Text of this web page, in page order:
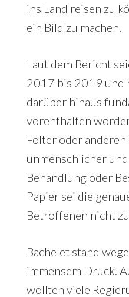
ins Land reisen zu
ein Bild zu machen.
Laut dem Bericht
2017 bis 2019 und
darüber hinaus
vorenthalten
Folter oder anderen
unmenschlicher
Behandlung oder
Papier sei die
Betroffenen nicht
Bachelet stand
immensem Druck.
wollten viele